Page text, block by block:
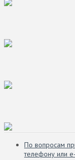
По вопросам
телефону или